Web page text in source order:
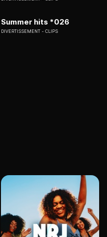
Summer hits *026
DIVERTISSEMENT CLIPS